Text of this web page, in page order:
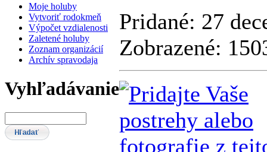
Moje holuby
Vytvoriť rodokmeň
Výpočet vzdialenosti
Zaletené holuby
Zoznam organizácií
Archív spravodaja
Vyhľadávanie
Pridané: 27
Zobrazené: